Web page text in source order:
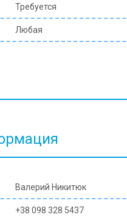
Требуется
Любая
Валерий Никитюк
+38 098 328 5437